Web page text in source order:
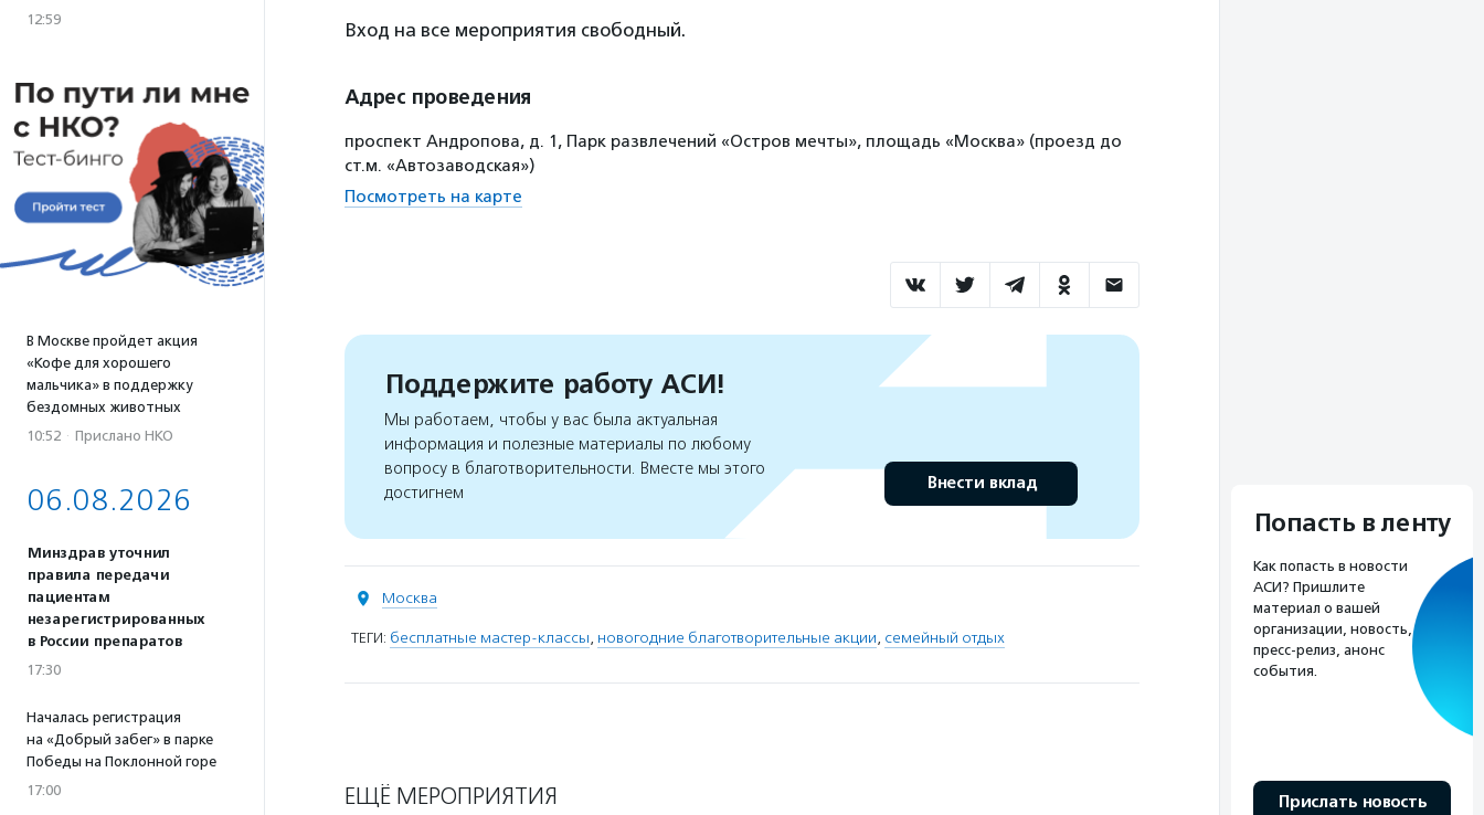
12:59
В Москве пройдет акция
«Кофе для хорошего
мальчика» в поддержку
бездомных животных
10:52 · Прислано НКО
06.08.2026
Минздрав уточнил
правила передачи
пациентам
незарегистрированных
в России препаратов
17:30
Началась регистрация
на «Добрый забег» в парке
Победы на Поклонной горе
17:00
Вход на все мероприятия свободный.
Адрес проведения
проспект Андропова, д. 1, Парк развлечений «Остров мечты», площадь «Москва» (проезд до
ст.м. «Автозаводская»)
Посмотреть на карте
Поддержите работу АСИ!
Мы работаем, чтобы у вас была актуальная
информация и полезные материалы по любому
вопросу в благотворительности. Вместе мы этого
достигнем
Внести вклад
Москва
ТЕГИ: бесплатные мастер-классы, новогодние благотворительные акции, семейный отдых
ЕЩЁ МЕРОПРИЯТИЯ
Попасть в ленту
Как попасть в новости
АСИ? Пришлите
материал о вашей
организации, новость,
пресс-релиз, анонс
события.
Прислать новость